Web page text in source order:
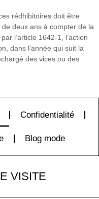
rédhibitoires doit être
deux ans à compter de la
l’article 1642-1, l’action
dans l’année qui suit la
des vices ou des
Confidentialité
Blog mode
VISITE